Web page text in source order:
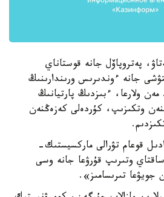
پەتروپاۆل جانە قوستاناي
جانە ءوندىرىس ورىندارىنىڭ
ولارعا، ءبىزدىڭ پارتيانىڭ
وتكىزىپ، كۇردەلى كەزەڭنەن
قوعام تۋرالى ماركسيستىك-
وتىرىپ قۇرۋعا جانە وسى
جويۋعا تىرىسامىز».